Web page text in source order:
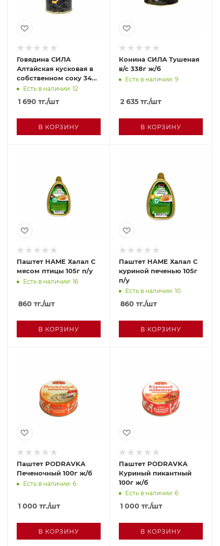
Говядина СИЛА
Алтайская кусковая в
собственном соку 340г
ж/бЕсть в наличии: 12
1 690 тг./шт
В КОРЗИНУ
Конина СИЛА Тушеная
в/с 338г ж/б
Есть в наличии: 9
2 635 тг./шт
В КОРЗИНУ
Паштет HAME Халал С
мясом птицы 105г п/у
Есть в наличии: 16
860 тг./шт
В КОРЗИНУ
Паштет HAME Халал С
куриной печенью 105г
п/у
Есть в наличии: 10
860 тг./шт
В КОРЗИНУ
Паштет PODRAVKA
Печеночный 100г ж/б
Есть в наличии: 6
1 000 тг./шт
В КОРЗИНУ
Паштет PODRAVKA
Куриный пикантный
100г ж/б
Есть в наличии: 6
1 000 тг./шт
В КОРЗИНУ